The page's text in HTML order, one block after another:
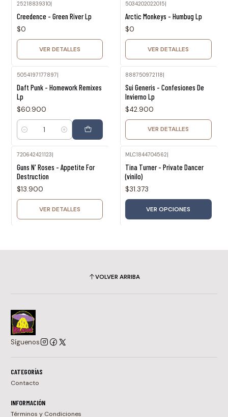
25218839310|
Creedence - Green River Lp
$0
VER DETALLES
5034202022015
Arctic Monkeys - Humbug Lp
$0
VER DETALLES
5054197177897|
Daft Punk - Homework Remixes
Lp
$60.900
Cantidad
888750972118|
Sui Generis - Confesiones De
Invierno Lp
$42.900
VER DETALLES
720642421123
Guns N' Roses - Appetite For
Destruction
$13.900
VER DETALLES
MLC1844704562
Tina Turner - Private Dancer
(vinilo)
$31.373
VER OPCIONES
VOLVER ARRIBA
Síguenos
CATEGORÍAS
Contacto
INFORMACIÓN
Términos y Condiciones